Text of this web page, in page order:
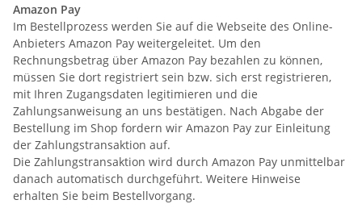
Amazon Pay
Im Bestellprozess werden Sie auf die Webseite des Online-
Anbieters Amazon Pay weitergeleitet. Um den
Rechnungsbetrag über Amazon Pay bezahlen zu können,
müssen Sie dort registriert sein bzw. sich erst registrieren,
mit Ihren Zugangsdaten legitimieren und die
Zahlungsanweisung an uns bestätigen. Nach Abgabe der
Bestellung im Shop fordern wir Amazon Pay zur Einleitung
der Zahlungstransaktion auf.
Die Zahlungstransaktion wird durch Amazon Pay unmittelbar
danach automatisch durchgeführt. Weitere Hinweise
erhalten Sie beim Bestellvorgang.